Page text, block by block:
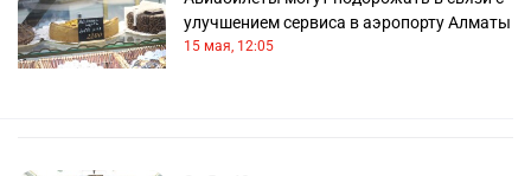
улучшением сервиса в аэропорту Алматы
15 мая, 12:05